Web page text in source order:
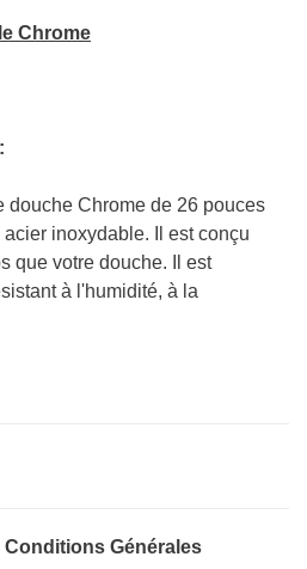
Chrome
douche Chrome de 26 pouces
inoxydable. Il est conçu
que votre douche. Il est
à l'humidité, à la
Générales